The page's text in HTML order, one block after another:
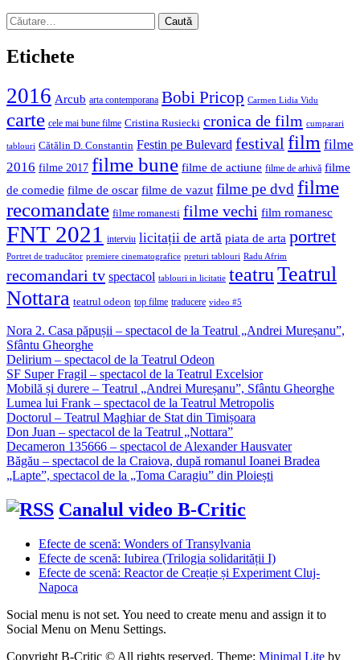
Caută
după:
Etichete
2016 Arcub arta contemporana Bobi Pricop Carmen Lidia Vidu
carte cele mai bune filme Cristina Rusiecki cronica de film cumparari
tablouri Cătălin D. Constantin Festin pe Bulevard festival film filme
2016 filme 2017 filme bune filme de actiune filme de arhivă filme
de comedie filme de oscar filme de vazut filme pe dvd filme
recomandate filme romanesti filme vechi film romanesc
FNT 2021 interviu licitații de artă piata de arta portret
Portret de traducător premiere cinematografice preturi tablouri Radu Afrim
recomandari tv spectacol tablouri in licitatie teatruTeatrul
Nottara teatrul odeon top filme traducere video #5
Nora 2. Casa păpușii – spectacol de la Teatrul „Andrei Mureșanu”,
Sfântu Gheorghe
Delirium – spectacol de la Teatrul Odeon
SF Super Fragil – spectacol de la Teatrul Excelsior
Mobilă și durere – Teatrul „Andrei Mureșanu”, Sfântu Gheorghe
Lumea lui Frank – spectacol de la Teatrul Metropolis
Doctorul – Teatrul Maghiar de Stat din Timișoara
Don Juan – spectacol de la Teatrul „Nottara”
Decameron 135666 – spectacol de Alexander Hausvater
Băgău – spectacol de la Craiova, după romanul Ioanei Bradea
„Lapte”, spectacol de la „Toma Caragiu” din Ploiești
Canalul video B-Critic
Efecte de scenă: Wonders of Transylvania
Efecte de scenă: Iubirea (Trilogia solidarității I)
Efecte de scenă: Reactor de Creație și Experiment Cluj-
Napoca
Social menu is not set. You need to create menu and assign it to
Social Menu on Menu Settings.
Copyright B-Critic © All rights reserved. Theme: Minimal Lite by